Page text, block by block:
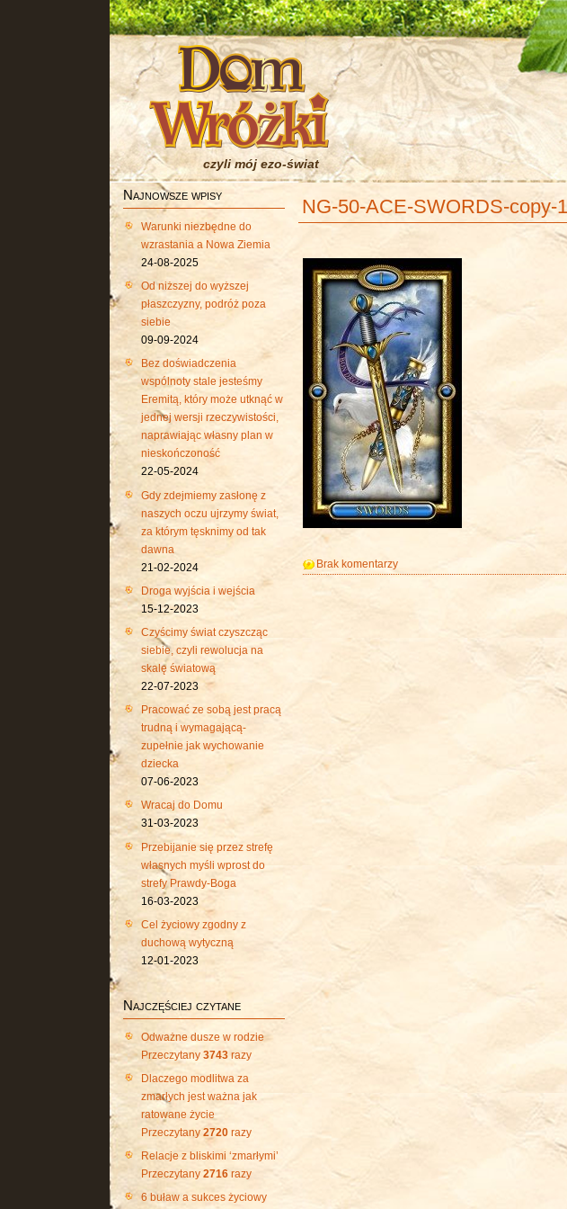
czyli mój ezo-świat
Najnowsze wpisy
Warunki niezbędne do
wzrastania a Nowa Ziemia
24-08-2025
Od niższej do wyższej
płaszczyzny, podróż poza
siebie
09-09-2024
Bez doświadczenia
wspólnoty stale jesteśmy
Eremitą, który może utknąć w
jednej wersji rzeczywistości,
naprawiając własny plan w
nieskończoność
22-05-2024
Gdy zdejmiemy zasłonę z
naszych oczu ujrzymy świat,
za którym tęsknimy od tak
dawna
21-02-2024
Droga wyjścia i wejścia
15-12-2023
Czyścimy świat czyszcząc
siebie, czyli rewolucja na
skalę światową
22-07-2023
Pracować ze sobą jest pracą
trudną i wymagającą-
zupełnie jak wychowanie
dziecka
07-06-2023
Wracaj do Domu
31-03-2023
Przebijanie się przez strefę
własnych myśli wprost do
strefy Prawdy-Boga
16-03-2023
Cel życiowy zgodny z
duchową wytyczną
12-01-2023
Najczęściej czytane
Odważne dusze w rodzie
Przeczytany 3743razy
Dlaczego modlitwa za
zmarłych jest ważna jak
ratowane życie
Przeczytany 2720 razy
Relacje z bliskimi ‘zmarłymi’
Przeczytany 2716 razy
6 buław a sukces życiowy
NG-50-ACE-SWORDS-copy-
Brak komentarzy